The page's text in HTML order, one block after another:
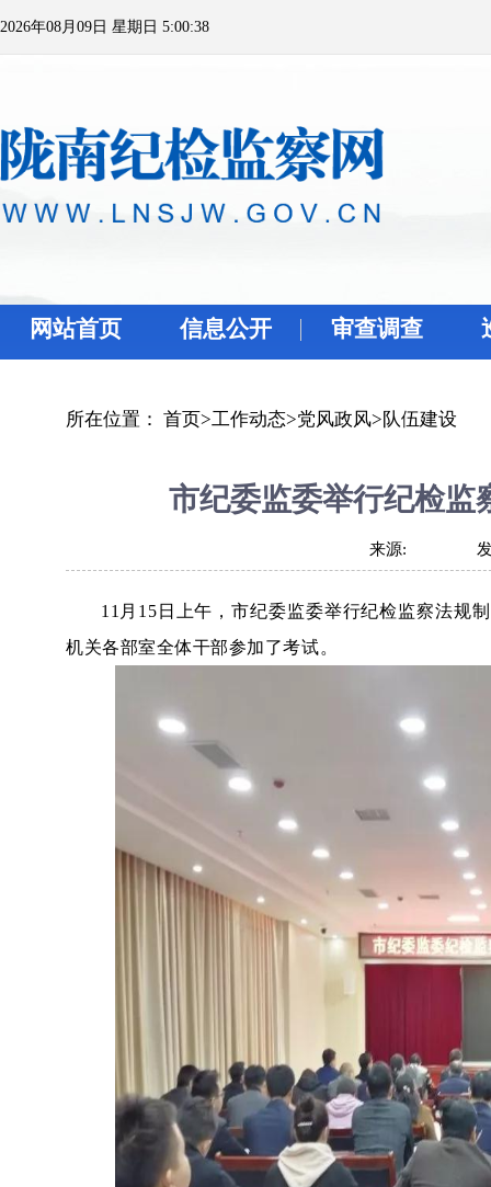
2026年08月09日 星期日 5:00:38
网站首页 信息公开 审查调查
所在位置： 首页>工作动态>党风政风>队伍建设
市纪委监委举行纪检监
来源:
11月15日上午，市纪委监委举行纪检监察法规
机关各部室全体干部参加了考试。